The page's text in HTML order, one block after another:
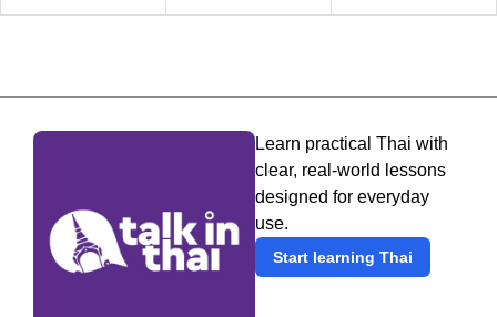
Learn practical Thai with
clear, real-world lessons
designed for everyday
use.
Start learning Thai